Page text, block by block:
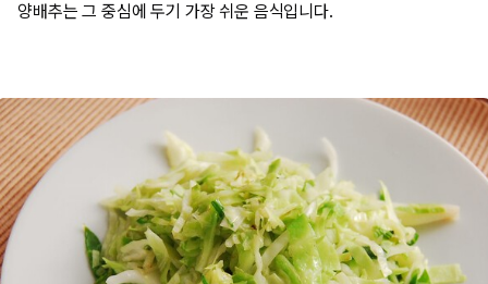
양배추는 그 중심에 두기 가장 쉬운 음식입니다.